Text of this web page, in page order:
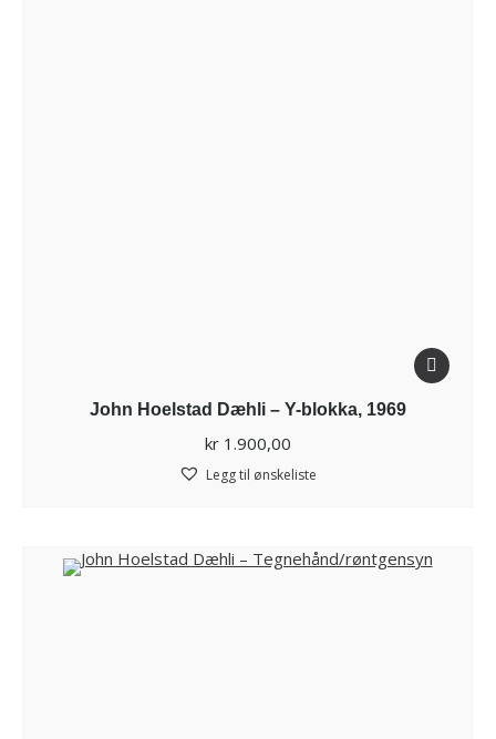
John Hoelstad Dæhli – Y-blokka, 1969
kr1.900,00
Legg til ønskeliste